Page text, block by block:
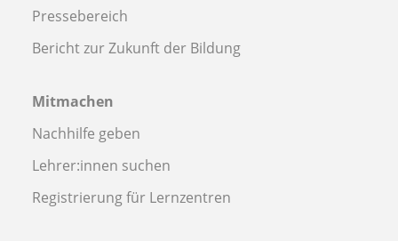
Pressebereich
Bericht zur Zukunft der Bildung
Mitmachen
Nachhilfe geben
Lehrer:innen suchen
Registrierung für Lernzentren